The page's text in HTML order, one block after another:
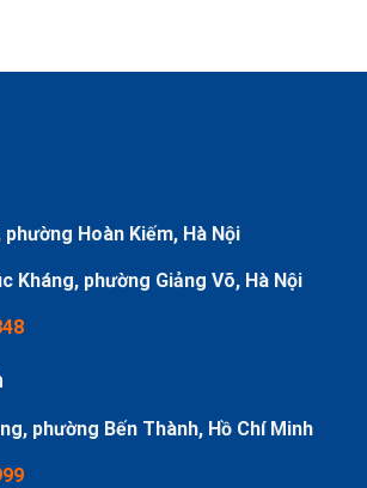
phường Hoàn Kiếm, Hà Nội
Kháng, phường Giảng Võ, Hà Nội
phường Bến Thành, Hồ Chí Minh